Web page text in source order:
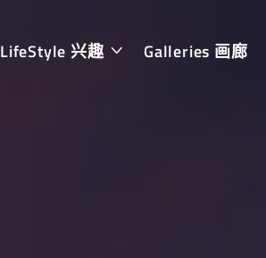
LifeStyle 兴趣 Galleries 画廊